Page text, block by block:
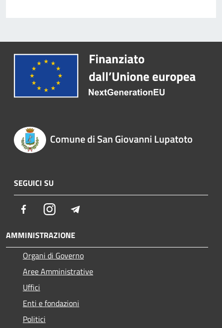
Comune di San Giovanni Lupatoto
SEGUICI SU
FacebookInstagram
AMMINISTRAZIONE
Organi di Governo
Aree Amministrative
Uffici
Enti e fondazioni
Politici